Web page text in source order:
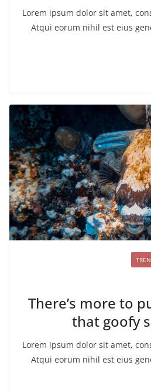
Lorem ipsum dolor sit amet,
Atqui eorum nihil est eius
There’s more to
that goofy
Lorem ipsum dolor sit amet,
Atqui eorum nihil est eius